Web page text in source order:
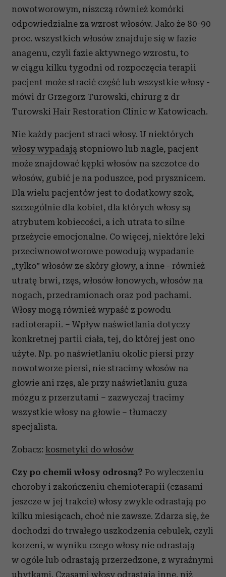
nowotworowym, niszczą również komórki
odpowiedzialne za wzrost włosów. Jako że 80-90
proc. wszystkich włosów znajduje się w fazie
anagenu, czyli fazie aktywnego wzrostu, to
w ciągu kilku tygodni od rozpoczęcia terapii
pacjent może stracić część lub wszystkie włosy -
mówi dr Grzegorz Turowski, chirurg z dr
Turowski Hair Restoration Clinic w Katowicach.
Nie każdy pacjent straci włosy. U niektórych
włosy wypadają stopniowo lub nagle, pacjent
może znajdować kępki włosów na szczotce do
włosów, gubić je na poduszce, pod prysznicem.
Dla wielu pacjentów jest to dodatkowy szok,
szczególnie dla kobiet, dla których włosy są
atrybutem kobiecości, a ich utrata to silne
przeżycie emocjonalne. Co więcej, niektóre leki
przeciwnowotworowe powodują wypadanie
„tylko” włosów ze skóry głowy, a inne - również
utratę brwi, rzęs, włosów łonowych, włosów na
nogach, przedramionach oraz pod pachami.
Włosy mogą również wypaść z powodu
radioterapii. – Wpływ naświetlania dotyczy
konkretnej partii ciała, tej, do której jest ono
użyte. Np. po naświetlaniu okolic piersi przy
nowotworze piersi, nie stracimy włosów na
głowie ani rzęs, ale przy naświetlaniu guza
mózgu z przerzutami – zazwyczaj tracimy
wszystkie włosy na głowie – tłumaczy
specjalista.
Zobacz: kosmetyki do włosów
Czy po chemii włosy odrosną? Po wyleczeniu
choroby i zakończeniu chemioterapii (czasami
jeszcze w jej trakcie) włosy zwykle odrastają po
kilku miesiącach, choć nie zawsze. Zdarza się, że
dochodzi do trwałego uszkodzenia cebulek, czyli
korzeni, w wyniku czego włosy nie odrastają
w ogóle lub odrastają przerzedzone, z wyraźnymi
ubytkami. Czasami włosy odrastają inne, niż